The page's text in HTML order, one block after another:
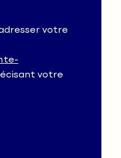
votre
votre